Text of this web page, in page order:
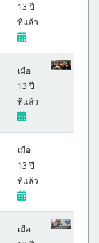
13 ปี
ที่แล้ว
เมื่อ
13 ปี
ที่แล้ว
เมื่อ
13 ปี
ที่แล้ว
เมื่อ